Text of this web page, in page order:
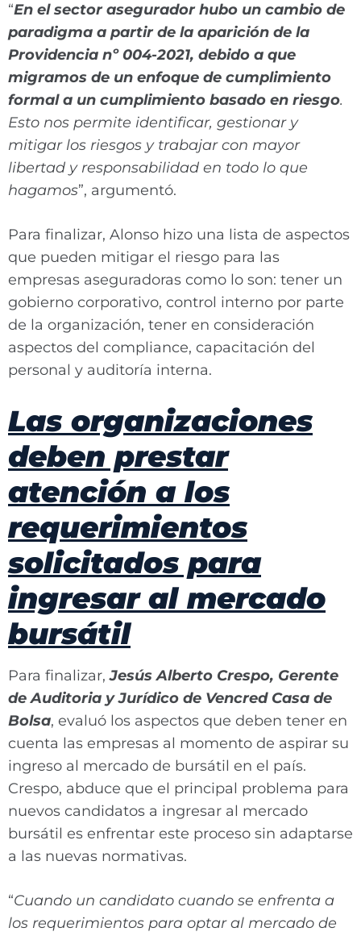
“En el sector asegurador hubo un cambio de
paradigma a partir de la aparición de la
Providencia nº 004-2021, debido a que
migramos de un enfoque de cumplimiento
formal a un cumplimiento basado en riesgo.
Esto nos permite identificar, gestionar y
mitigar los riesgos y trabajar con mayor
libertad y responsabilidad en todo lo que
hagamos”, argumentó.
Para finalizar, Alonso hizo una lista de aspectos
que pueden mitigar el riesgo para las
empresas aseguradoras como lo son: tener un
gobierno corporativo, control interno por parte
de la organización, tener en consideración
aspectos del compliance, capacitación del
personal y auditoría interna.
Las organizaciones
deben prestar
atención a los
requerimientos
solicitados para
ingresar al mercado
bursátil
Para finalizar,Jesús Alberto Crespo, Gerente
de Auditoria y Jurídico de Vencred Casa de
Bolsa, evaluó los aspectos que deben tener en
cuenta las empresas al momento de aspirar su
ingreso al mercado de bursátil en el país.
Crespo, abduce que el principal problema para
nuevos candidatos a ingresar al mercado
bursátil es enfrentar este proceso sin adaptarse
a las nuevas normativas.
“Cuando un candidato cuando se enfrenta a
los requerimientos para optar al mercado de